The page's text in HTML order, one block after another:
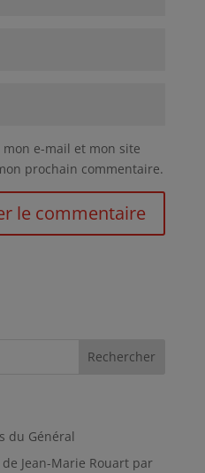
e-mail et mon site
prochain commentaire.
du Général
Jean-Marie Rouart par